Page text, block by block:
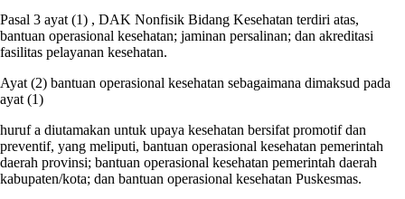
Pasal 3 ayat (1) , DAK Nonfisik Bidang Kesehatan terdiri atas,
bantuan operasional kesehatan; jaminan persalinan; dan akreditasi
fasilitas pelayanan kesehatan.
Ayat (2) bantuan operasional kesehatan sebagaimana dimaksud pada
ayat (1)
huruf a diutamakan untuk upaya kesehatan bersifat promotif dan
preventif, yang meliputi, bantuan operasional kesehatan pemerintah
daerah provinsi; bantuan operasional kesehatan pemerintah daerah
kabupaten/kota; dan bantuan operasional kesehatan Puskesmas.